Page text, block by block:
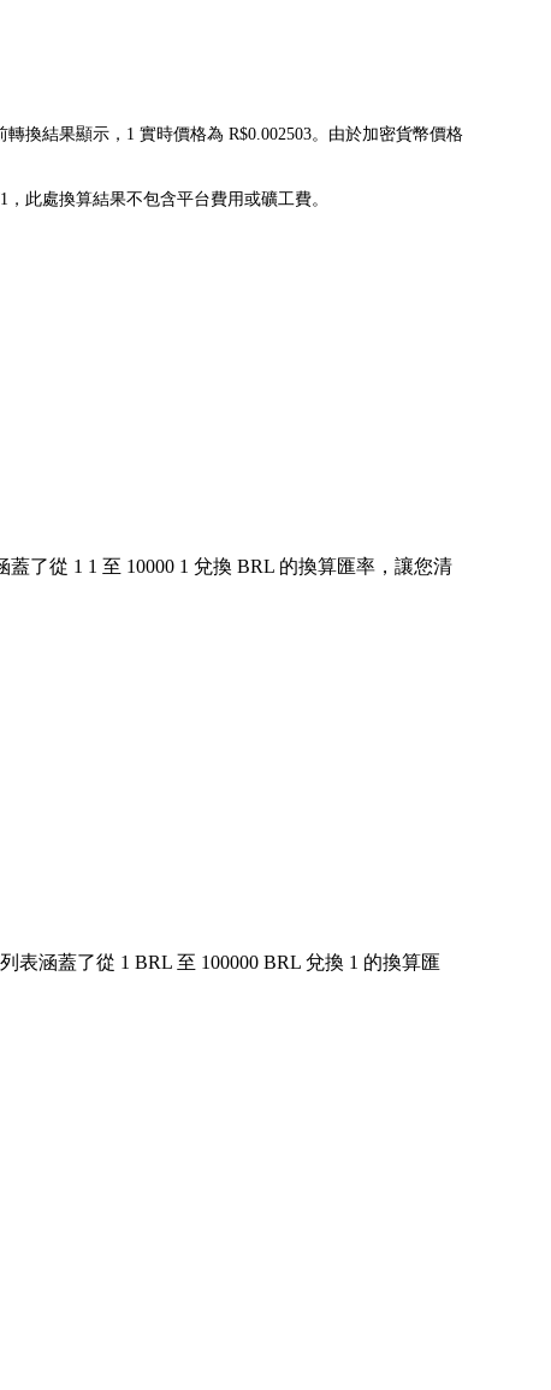
換結果顯示，1 實時價格為 R$0.002503。由於加密貨幣價格
，此處換算結果不包含平台費用或礦工費。
了從 1 1 至 10000 1 兌換 BRL 的換算匯率，讓您清
涵蓋了從 1 BRL 至 100000 BRL 兌換 1 的換算匯